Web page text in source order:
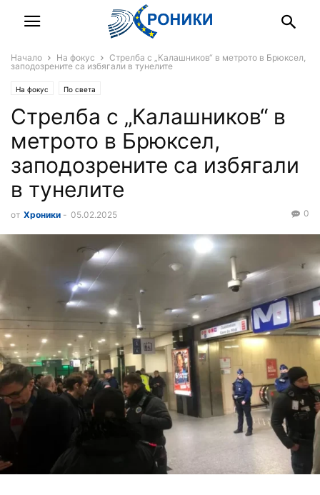
Начало На фокус
Стрелба с „Калашников“ в метрото в Брюксел,
заподозрените са избягали в тунелите
На фокус По света
Стрелба с „Калашников“ в
метрото в Брюксел,
заподозрените са избягали
в тунелите
от Хроники - 05.02.2025 0